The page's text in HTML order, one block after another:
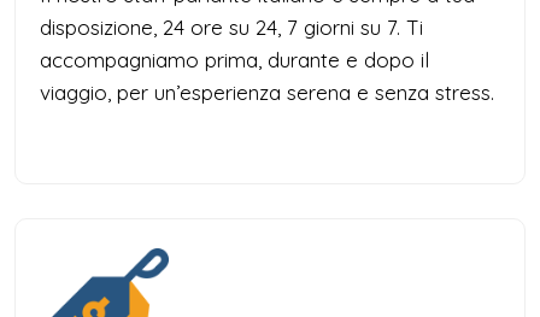
disposizione, 24 ore su 24, 7 giorni su 7. Ti
accompagniamo prima, durante e dopo il
viaggio, per un’esperienza serena e senza stress.